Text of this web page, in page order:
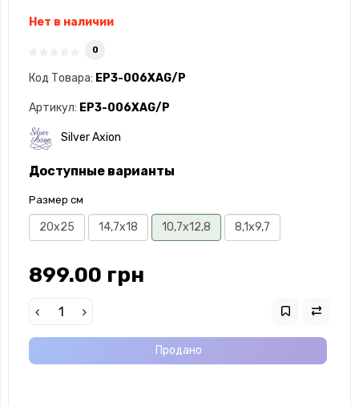
Нет в наличии
0
Код Товара: EP3-006XAG/P
Артикул: EP3-006XAG/P
Silver Axion
Доступные варианты
Размер см
20x25 14,7х18 10,7х12,8 8,1х9,7
899.00 грн
Продано